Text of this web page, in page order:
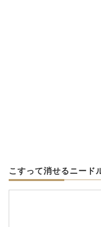
こすって消せるニード